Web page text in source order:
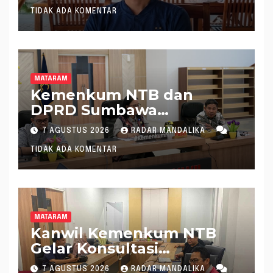
TIDAK ADA KOMENTAR
MATARAM
Kemenkum NTB dan
DPRD Sumbawa
Mantapkan Rencana
Pembentukan 8 Raperda
Inisiatif
7 AGUSTUS 2026 RADAR MANDALIKA
TIDAK ADA KOMENTAR
MATARAM
Kanwil Kemenkum NTB
Gelar Konsultasi
Penghitungan Kebutuhan
7 AGUSTUS 2026 RADAR MANDALIKA